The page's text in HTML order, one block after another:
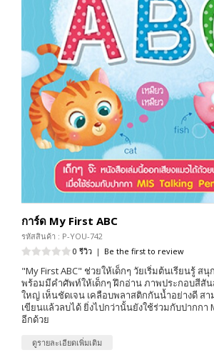
การ์ด My First ABC
รหัสสินค้า : P-YOU-742
0 รีวิว | Be the first to review
"My First ABC" ช่วยให้เด็กๆ วัยเริ่มต้นเรียนรู้ ส
พร้อมมีคำศัพท์ให้เด็กๆ ฝึกอ่าน ภาพประกอบสีสั
ใหญ่ เห็นชัดเจน เคลือบพลาสติกกันน้ำอย่างดี สา
เขียนแล้วลบได้ ยิ่งไปกว่านั้นยังใช้ร่วมกับปากกา
อีกด้วย
ดูรายละเอียดเพิ่มเติม